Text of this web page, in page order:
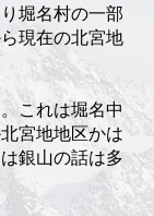
堀名村の一部
現在の北宮地
これは堀名中
宮地地区かは
銀山の話は多